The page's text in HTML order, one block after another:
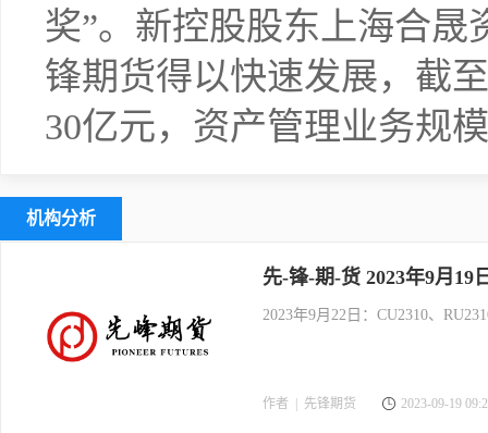
奖”。新控股股东上海合
锋期货得以快速发展，截
30亿元，资产管理业务规
机构分析
先-锋-期-货 2023年9月19
2023年9月22日：CU2310、
作者 | 先锋期货 2023-09-19